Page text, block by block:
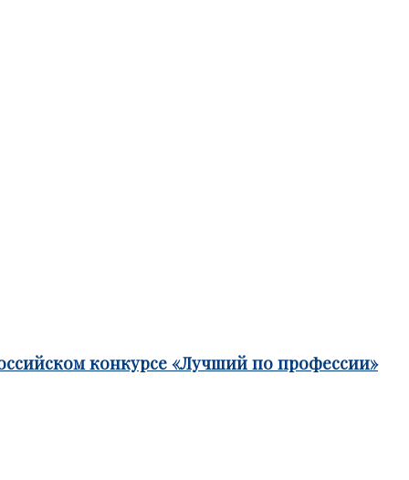
конкурсе «Лучший по профессии»